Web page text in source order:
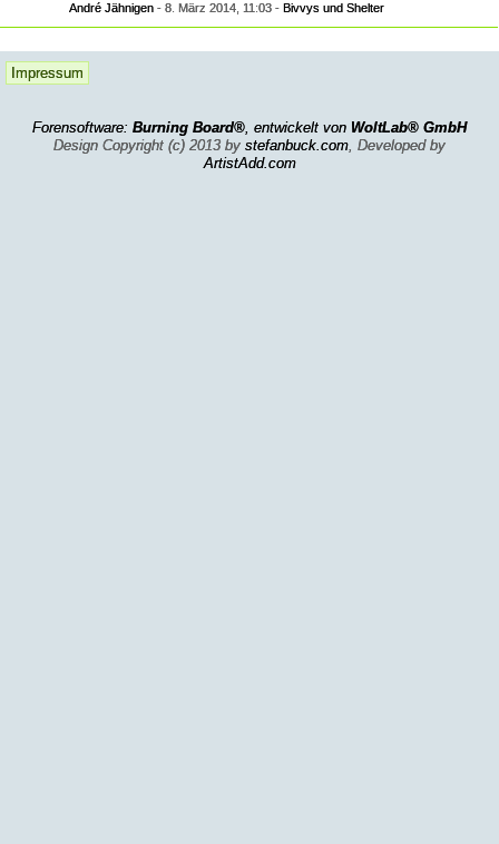
André Jähnigen - 8. März 2014, 11:03 - Bivvys und Shelter
Impressum
Forensoftware: Burning Board®, entwickelt von WoltLab® GmbH
Design Copyright (c) 2013 by stefanbuck.com, Developed by
ArtistAdd.com